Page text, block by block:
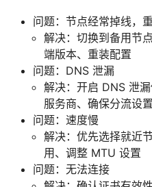
问题：节点经常掉线，
解决：切换到备用节
端版本、重装配置
问题：DNS 泄漏
解决：开启 DNS 泄
服务商、确保分流设
问题：速度慢
解决：优先选择就近
用、调整 MTU 设置
问题：无法连接